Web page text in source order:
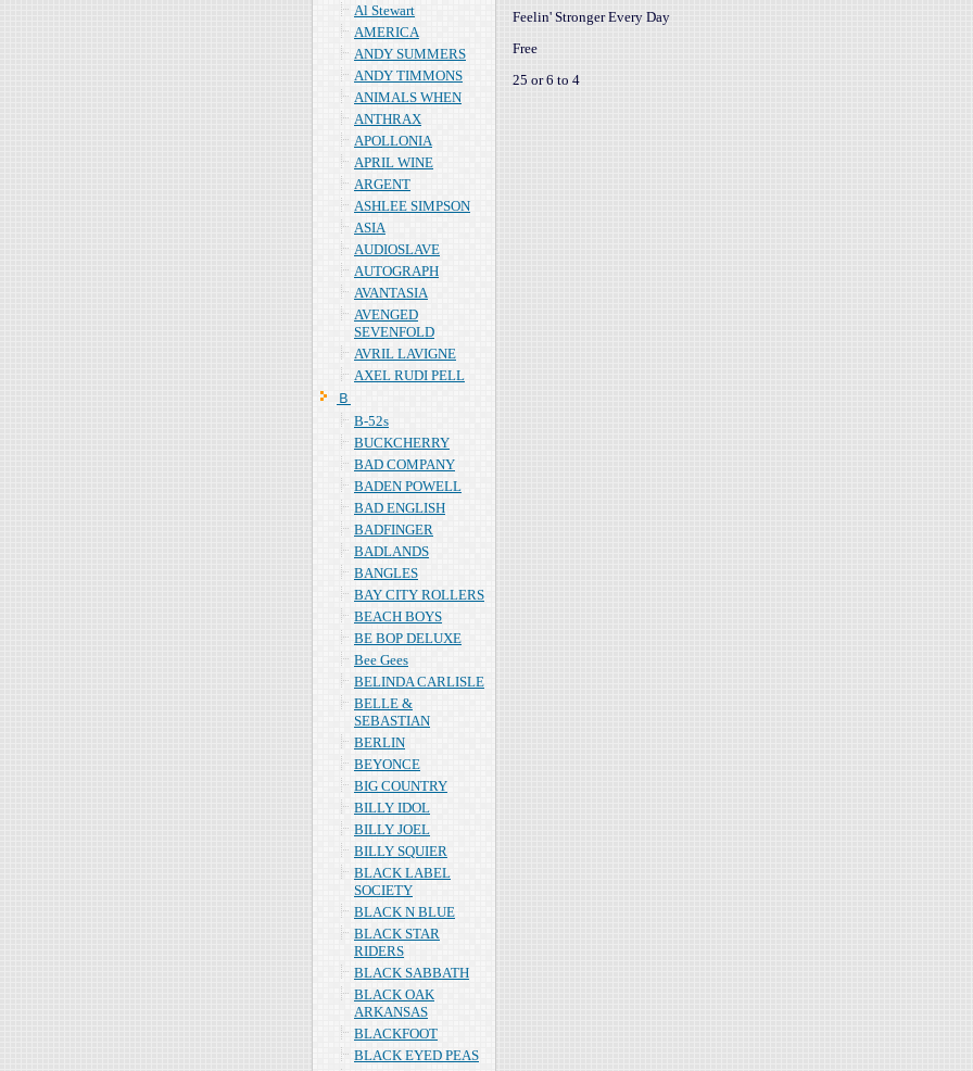
Al Stewart
AMERICA
ANDY SUMMERS
ANDY TIMMONS
ANIMALS WHEN
ANTHRAX
APOLLONIA
APRIL WINE
ARGENT
ASHLEE SIMPSON
ASIA
AUDIOSLAVE
AUTOGRAPH
AVANTASIA
AVENGED
SEVENFOLD
AVRIL LAVIGNE
AXEL RUDI PELL
Ｂ
B-52s
BUCKCHERRY
BAD COMPANY
BADEN POWELL
BAD ENGLISH
BADFINGER
BADLANDS
BANGLES
BAY CITY ROLLERS
BEACH BOYS
BE BOP DELUXE
Bee Gees
BELINDA CARLISLE
BELLE &
SEBASTIAN
BERLIN
BEYONCE
BIG COUNTRY
BILLY IDOL
BILLY JOEL
BILLY SQUIER
BLACK LABEL
SOCIETY
BLACK N BLUE
BLACK STAR
RIDERS
BLACK SABBATH
BLACK OAK
ARKANSAS
BLACKFOOT
BLACK EYED PEAS
Feelin' Stronger Every Day
Free
25 or 6 to 4